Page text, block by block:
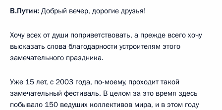
В.Путин: Добрый вечер, дорогие друзья!
Хочу всех от души поприветствовать, а прежде всего хочу
высказать слова благодарности устроителям этого
замечательного праздника.
Уже 15 лет, с 2003 года, по-моему, проходит такой
замечательный фестиваль. В целом за это время здесь
побывало 150 ведущих коллективов мира, и в этом году